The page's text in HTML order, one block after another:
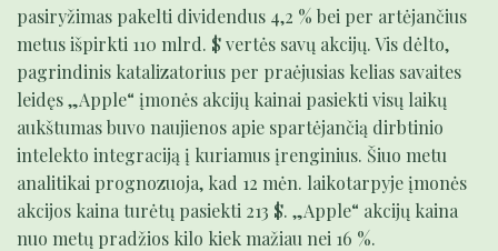
pasiryžimas pakelti dividendus 4,2 % bei per artėjančius
metus išpirkti 110 mlrd. $ vertės savų akcijų. Vis dėlto,
pagrindinis katalizatorius per praėjusias kelias savaites
leidęs „Apple“ įmonės akcijų kainai pasiekti visų laikų
aukštumas buvo naujienos apie spartėjančią dirbtinio
intelekto integraciją į kuriamus įrenginius. Šiuo metu
analitikai prognozuoja, kad 12 mėn. laikotarpyje įmonės
akcijos kaina turėtų pasiekti 213 $. „Apple“ akcijų kaina
nuo metų pradžios kilo kiek mažiau nei 16 %.